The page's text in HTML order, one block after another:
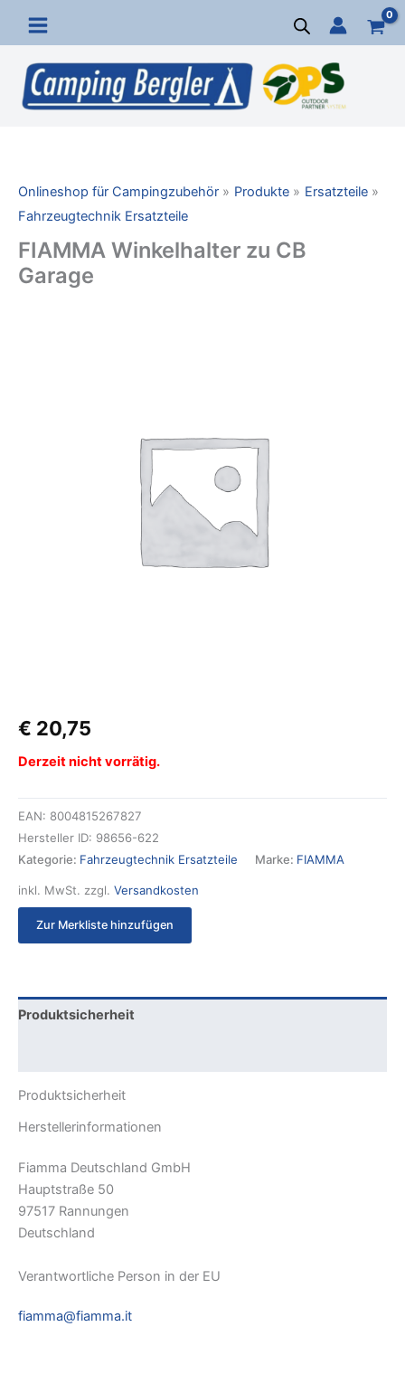
Inhalt
springen
Onlineshop für Campingzubehör Produkte
Ersatzteile
Fahrzeugtechnik Ersatzteile
FIAMMA Winkelhalter zu CB
Garage
€ 20,75
Derzeit nicht vorrätig.
EAN: 8004815267827
Hersteller ID: 98656-622
Kategorie: Fahrzeugtechnik Ersatzteile Marke: FIAMMA
inkl. MwSt. zzgl. Versandkosten
Zur Merkliste hinzufügen
Produktsicherheit
Produktsicherheit
Herstellerinformationen
Fiamma Deutschland GmbH
Hauptstraße 50
97517 Rannungen
Deutschland
Verantwortliche Person in der EU
fiamma@fiamma.it